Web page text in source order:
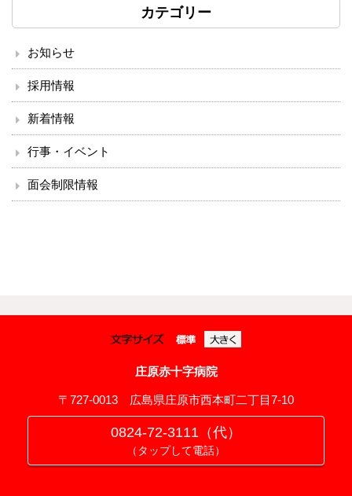
カテゴリー
お知らせ
採用情報
新着情報
行事・イベント
面会制限情報
庄原赤十字病院
〒727-0013 広島県庄原市西本町二丁目7-10
0824-72-3111（代）